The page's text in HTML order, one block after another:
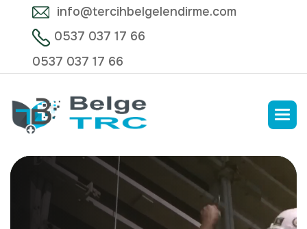
info@tercihbelgelendirme.com
0537 037 17 66
0537 037 17 66